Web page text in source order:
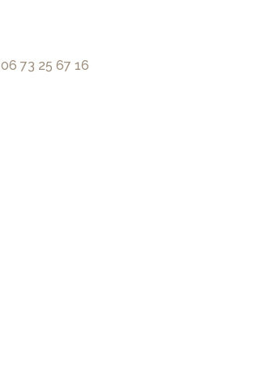
06 73 25 67 16